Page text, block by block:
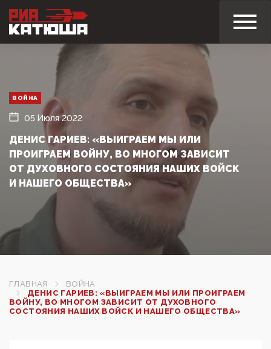
ВОЙНА
05 Июля 2022
ДЕНИС ГАРИЕВ: «ВЫИГРАЕМ МЫ ИЛИ
ПРОИГРАЕМ ВОЙНУ, ВО МНОГОМ ЗАВИСИТ
ОТ ДУХОВНОГО СОСТОЯНИЯ НАШИХ ВОЙСК
И НАШЕГО ОБЩЕСТВА»
ГЛАВНАЯ
ВОЙНА
ДЕНИС ГАРИЕВ: «ВЫИГРАЕМ МЫ ИЛИ ПРОИГРАЕМ
ВОЙНУ, ВО МНОГОМ ЗАВИСИТ ОТ ДУХОВНОГО
СОСТОЯНИЯ НАШИХ ВОЙСК И НАШЕГО ОБЩЕСТВА»